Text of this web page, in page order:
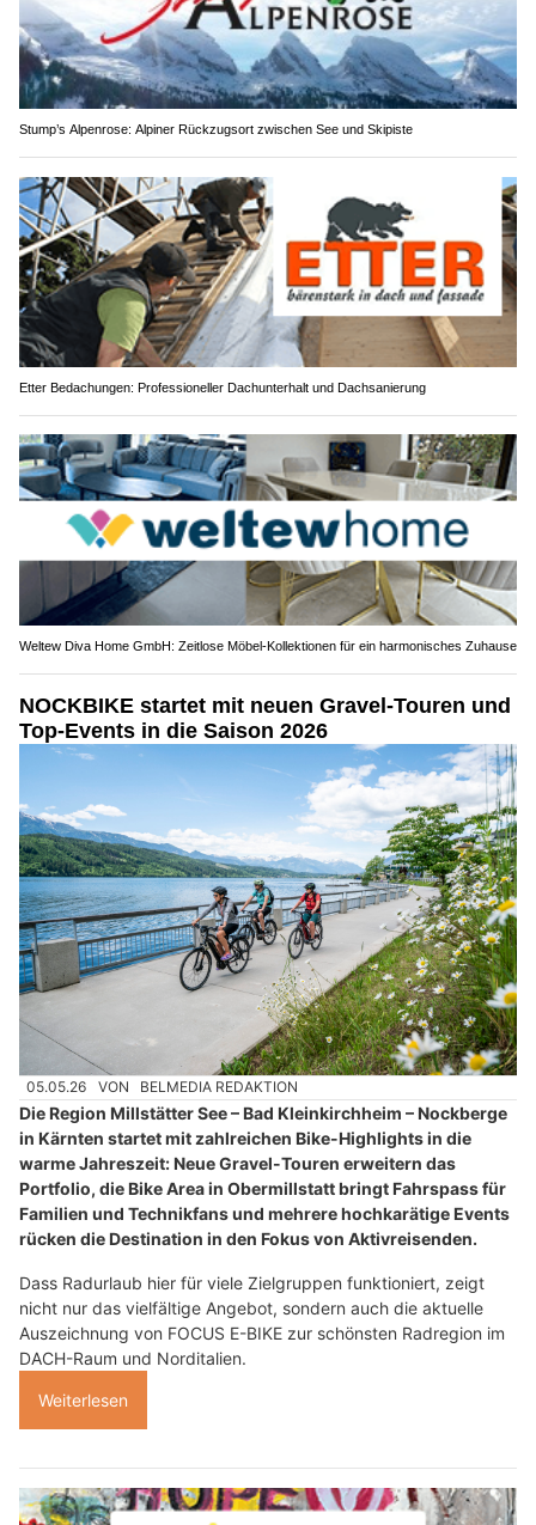
Stump’s Alpenrose: Alpiner Rückzugsort zwischen See und Skipiste
Etter Bedachungen: Professioneller Dachunterhalt und Dachsanierung
Weltew Diva Home GmbH: Zeitlose Möbel-Kollektionen für ein harmonisches Zuhause
NOCKBIKE startet mit neuen Gravel-Touren und
Top-Events in die Saison 2026
05.05.26 VON BELMEDIA REDAKTION
Die Region Millstätter See – Bad Kleinkirchheim – Nockberge
in Kärnten startet mit zahlreichen Bike-Highlights in die
warme Jahreszeit: Neue Gravel-Touren erweitern das
Portfolio, die Bike Area in Obermillstatt bringt Fahrspass für
Familien und Technikfans und mehrere hochkarätige Events
rücken die Destination in den Fokus von Aktivreisenden.
Dass Radurlaub hier für viele Zielgruppen funktioniert, zeigt
nicht nur das vielfältige Angebot, sondern auch die aktuelle
Auszeichnung von FOCUS E-BIKE zur schönsten Radregion im
DACH-Raum und Norditalien.
Weiterlesen